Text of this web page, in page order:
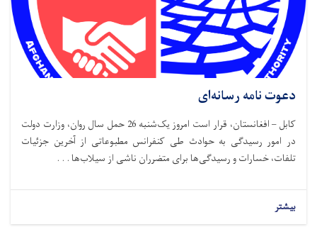
دعوت نامه رسانه‌ای
کابل – افغانستان، قرار است امروز یک‌شنبه 26 حمل سال روان، وزارت دولت
در امور رسیدگی به حوادث طی کنفرانس مطبوعاتی از آخرین جزئیات
تلفات، خسارات و رسیدگی‌ها برای متضرران ناشی از سیلاب‌ها . . .
بیشتر